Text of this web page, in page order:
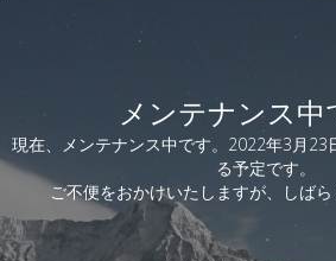
メンテナンス中
現在、メンテナンス中です。2022年3月23
る予定です。
ご不便をおかけいたしますが、しばら